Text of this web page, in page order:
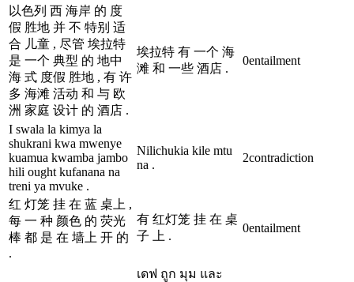
以色列 西 海岸 的 度
假 胜地 并 不 特别 适
合 儿童 , 尽管 埃拉特
是 一个 典型 的 地中
海 式 度假 胜地 , 有 许
多 海滩 活动 和 与 欧
洲 家庭 设计 的 酒店 .
埃拉特 有 一个 海
滩 和 一些 酒店 .
0entailment
I swala la kimya la
shukrani kwa mwenye
kuamua kwamba jambo
hili ought kufanana na
treni ya mvuke .
Nilichukia kile mtu
na .
2contradiction
红 灯笼 挂 在 蓝 桌上 ,
每 一 种 颜色 的 荧光
棒 都 是 在 墙上 开 的
.
有 红灯笼 挂 在 桌
子 上 .
0entailment
เดฟ ถูก มุม และ